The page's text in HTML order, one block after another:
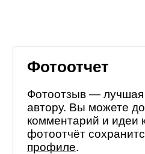
Фотоотчет
Фотоотзыв — лучшая
автору. Вы можете
комментарий и идеи
фотоотчёт
профиле.